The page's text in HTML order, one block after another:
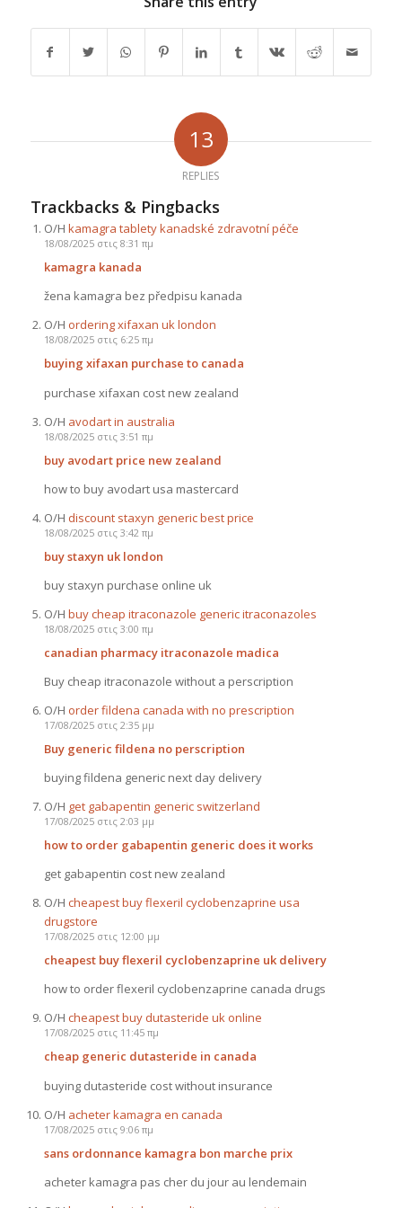
13
REPLIES
Trackbacks & Pingbacks
Ο/Η kamagra tablety kanadské zdravotní péče
18/08/2025 στις 8:31 πμ
kamagra kanada
žena kamagra bez předpisu kanada
Ο/Η ordering xifaxan uk london
18/08/2025 στις 6:25 πμ
buying xifaxan purchase to canada
purchase xifaxan cost new zealand
Ο/Η avodart in australia
18/08/2025 στις 3:51 πμ
buy avodart price new zealand
how to buy avodart usa mastercard
Ο/Η discount staxyn generic best price
18/08/2025 στις 3:42 πμ
buy staxyn uk london
buy staxyn purchase online uk
Ο/Η buy cheap itraconazole generic itraconazoles
18/08/2025 στις 3:00 πμ
canadian pharmacy itraconazole madica
Buy cheap itraconazole without a perscription
Ο/Η order fildena canada with no prescription
17/08/2025 στις 2:35 μμ
Buy generic fildena no perscription
buying fildena generic next day delivery
Ο/Η get gabapentin generic switzerland
17/08/2025 στις 2:03 μμ
how to order gabapentin generic does it works
get gabapentin cost new zealand
Ο/Η cheapest buy flexeril cyclobenzaprine usa
drugstore
17/08/2025 στις 12:00 μμ
cheapest buy flexeril cyclobenzaprine uk delivery
how to order flexeril cyclobenzaprine canada drugs
Ο/Η cheapest buy dutasteride uk online
17/08/2025 στις 11:45 πμ
cheap generic dutasteride in canada
buying dutasteride cost without insurance
Ο/Η acheter kamagra en canada
17/08/2025 στις 9:06 πμ
sans ordonnance kamagra bon marche prix
acheter kamagra pas cher du jour au lendemain